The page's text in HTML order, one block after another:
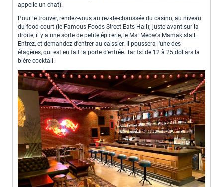
appelle un chat).
Pour le trouver, rendez-vous au rez-de-chaussée du casino, au niveau
du food-court (le Famous Foods Street Eats Hall); juste avant sur la
droite, il y a une sorte de petite épicerie, le Ms. Meow's Mamak stall.
Entrez, et demandez d'entrer au caissier. Il poussera l'une des
étagères, qui est en fait la porte d'entrée. Tarifs: de 12 à 25 dollars la
bière-cocktail.